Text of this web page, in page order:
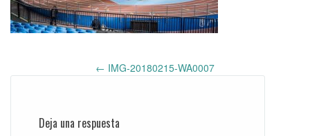
navigation
← IMG-20180215-WA0007
Deja una respuesta